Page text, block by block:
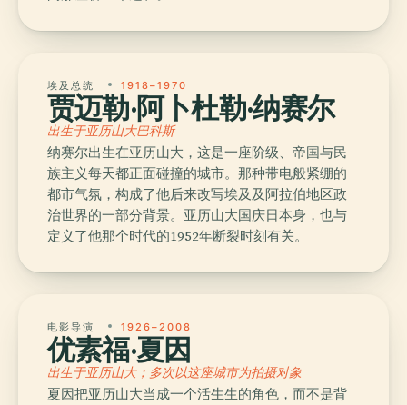
埃及总统 1918–1970
贾迈勒·阿卜杜勒·纳赛尔
出生于亚历山大巴科斯
纳赛尔出生在亚历山大，这是一座阶级、帝国与民
族主义每天都正面碰撞的城市。那种带电般紧绷的
都市气氛，构成了他后来改写埃及及阿拉伯地区政
治世界的一部分背景。亚历山大国庆日本身，也与
定义了他那个时代的1952年断裂时刻有关。
电影导演 1926–2008
优素福·夏因
出生于亚历山大；多次以这座城市为拍摄对象
夏因把亚历山大当成一个活生生的角色，而不是背